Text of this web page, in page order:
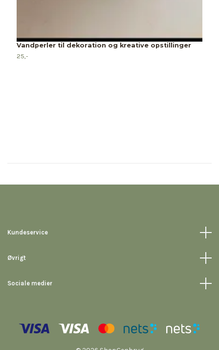
Vandperler til dekoration og kreative opstillinger
25,-
Kundeservice
Øvrigt
Sociale medier